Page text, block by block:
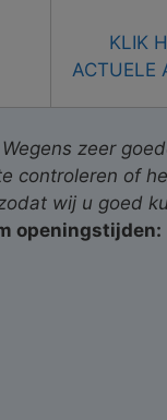
KLIK
ACTUELE
zeer
controleren of
wij u goed
openingstijden: